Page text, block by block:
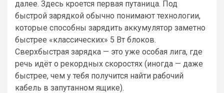
далее. Здесь кроется первая путаница. Под
быстрой зарядкой обычно понимают технологии,
которые способны зарядить аккумулятор заметно
быстрее «классических» 5 Вт блоков.
Сверхбыстрая зарядка — это уже особая лига, где
речь идёт о рекордных скоростях (иногда — даже
быстрее, чем у тебя получится найти рабочий
кабель в запутанном ящике).